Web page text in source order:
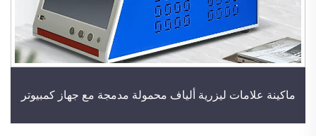
ماكينة علامات ليزرية ألياف محمولة مدمجة مع جهاز كمبيوتر